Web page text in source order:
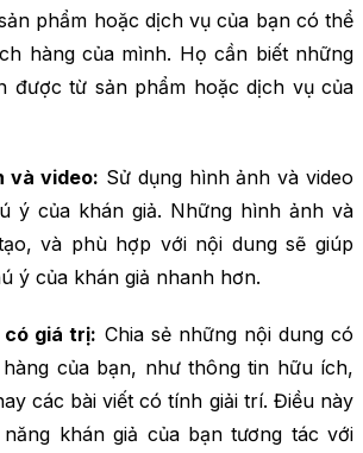
phẩm hoặc dịch vụ của bạn có thể
hàng của mình. Họ cần biết những
được từ sản phẩm hoặc dịch vụ của
và video: Sử dụng hình ảnh và video
ý của khán giả. Những hình ảnh và
và phù hợp với nội dung sẽ giúp
ý của khán giả nhanh hơn.
có giá trị: Chia sẻ những nội dung có
của bạn, như thông tin hữu ích,
các bài viết có tính giải trí. Điều này
khán giả của bạn tương tác với